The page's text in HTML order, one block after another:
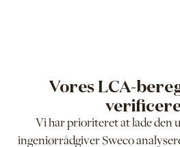
Vores LCA-
Vi har prioriteret at lade den
ingeniørrådgiver Sweco